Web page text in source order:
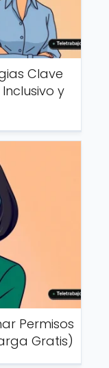
Clave
y
Permisos
Gratis)